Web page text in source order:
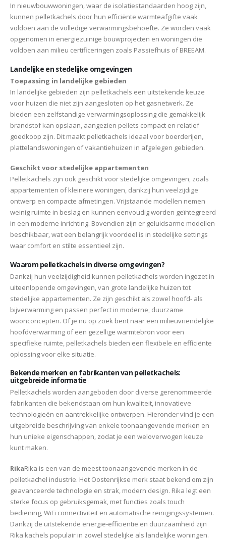
In nieuwbouwwoningen, waar de isolatiestandaarden hoog zijn,
kunnen pelletkachels door hun efficiënte warmteafgifte vaak
voldoen aan de volledige verwarmingsbehoefte. Ze worden vaak
opgenomen in energiezuinige bouwprojecten en woningen die
voldoen aan milieu certificeringen zoals Passiefhuis of BREEAM.
Landelijke en stedelijke omgevingen
Toepassing in landelijke gebieden
In landelijke gebieden zijn pelletkachels een uitstekende keuze
voor huizen die niet zijn aangesloten op het gasnetwerk. Ze
bieden een zelfstandige verwarmingsoplossing die gemakkelijk
brandstof kan opslaan, aangezien pellets compact en relatief
goedkoop zijn. Dit maakt pelletkachels ideaal voor boerderijen,
plattelandswoningen of vakantiehuizen in afgelegen gebieden.
Geschikt voor stedelijke appartementen
Pelletkachels zijn ook geschikt voor stedelijke omgevingen, zoals
appartementen of kleinere woningen, dankzij hun veelzijdige
ontwerp en compacte afmetingen. Vrijstaande modellen nemen
weinig ruimte in beslag en kunnen eenvoudig worden geïntegreerd
in een moderne inrichting. Bovendien zijn er geluidsarme modellen
beschikbaar, wat een belangrijk voordeel is in stedelijke settings
waar comfort en stilte essentieel zijn.
Waarom pelletkachels in diverse omgevingen?
Dankzij hun veelzijdigheid kunnen pelletkachels worden ingezet in
uiteenlopende omgevingen, van grote landelijke huizen tot
stedelijke appartementen. Ze zijn geschikt als zowel hoofd- als
bijverwarming en passen perfect in moderne, duurzame
woonconcepten. Of je nu op zoek bent naar een milieuvriendelijke
hoofdverwarming of een gezellige warmtebron voor een
specifieke ruimte, pelletkachels bieden een flexibele en efficiënte
oplossing voor elke situatie.
Bekende merken en fabrikanten van pelletkachels:
uitgebreide informatie
Pelletkachels worden aangeboden door diverse gerenommeerde
fabrikanten die bekendstaan om hun kwaliteit, innovatieve
technologieën en aantrekkelijke ontwerpen. Hieronder vind je een
uitgebreide beschrijving van enkele toonaangevende merken en
hun unieke eigenschappen, zodat je een weloverwogen keuze
kunt maken.
RikaRika is een van de meest toonaangevende merken in de
pelletkachel industrie. Het Oostenrijkse merk staat bekend om zijn
geavanceerde technologie en strak, modern design. Rika legt een
sterke focus op gebruiksgemak, met functies zoals touch
bediening, WiFi connectiviteit en automatische reinigingssystemen.
Dankzij de uitstekende energie-efficiëntie en duurzaamheid zijn
Rika kachels populair in zowel stedelijke als landelijke woningen.